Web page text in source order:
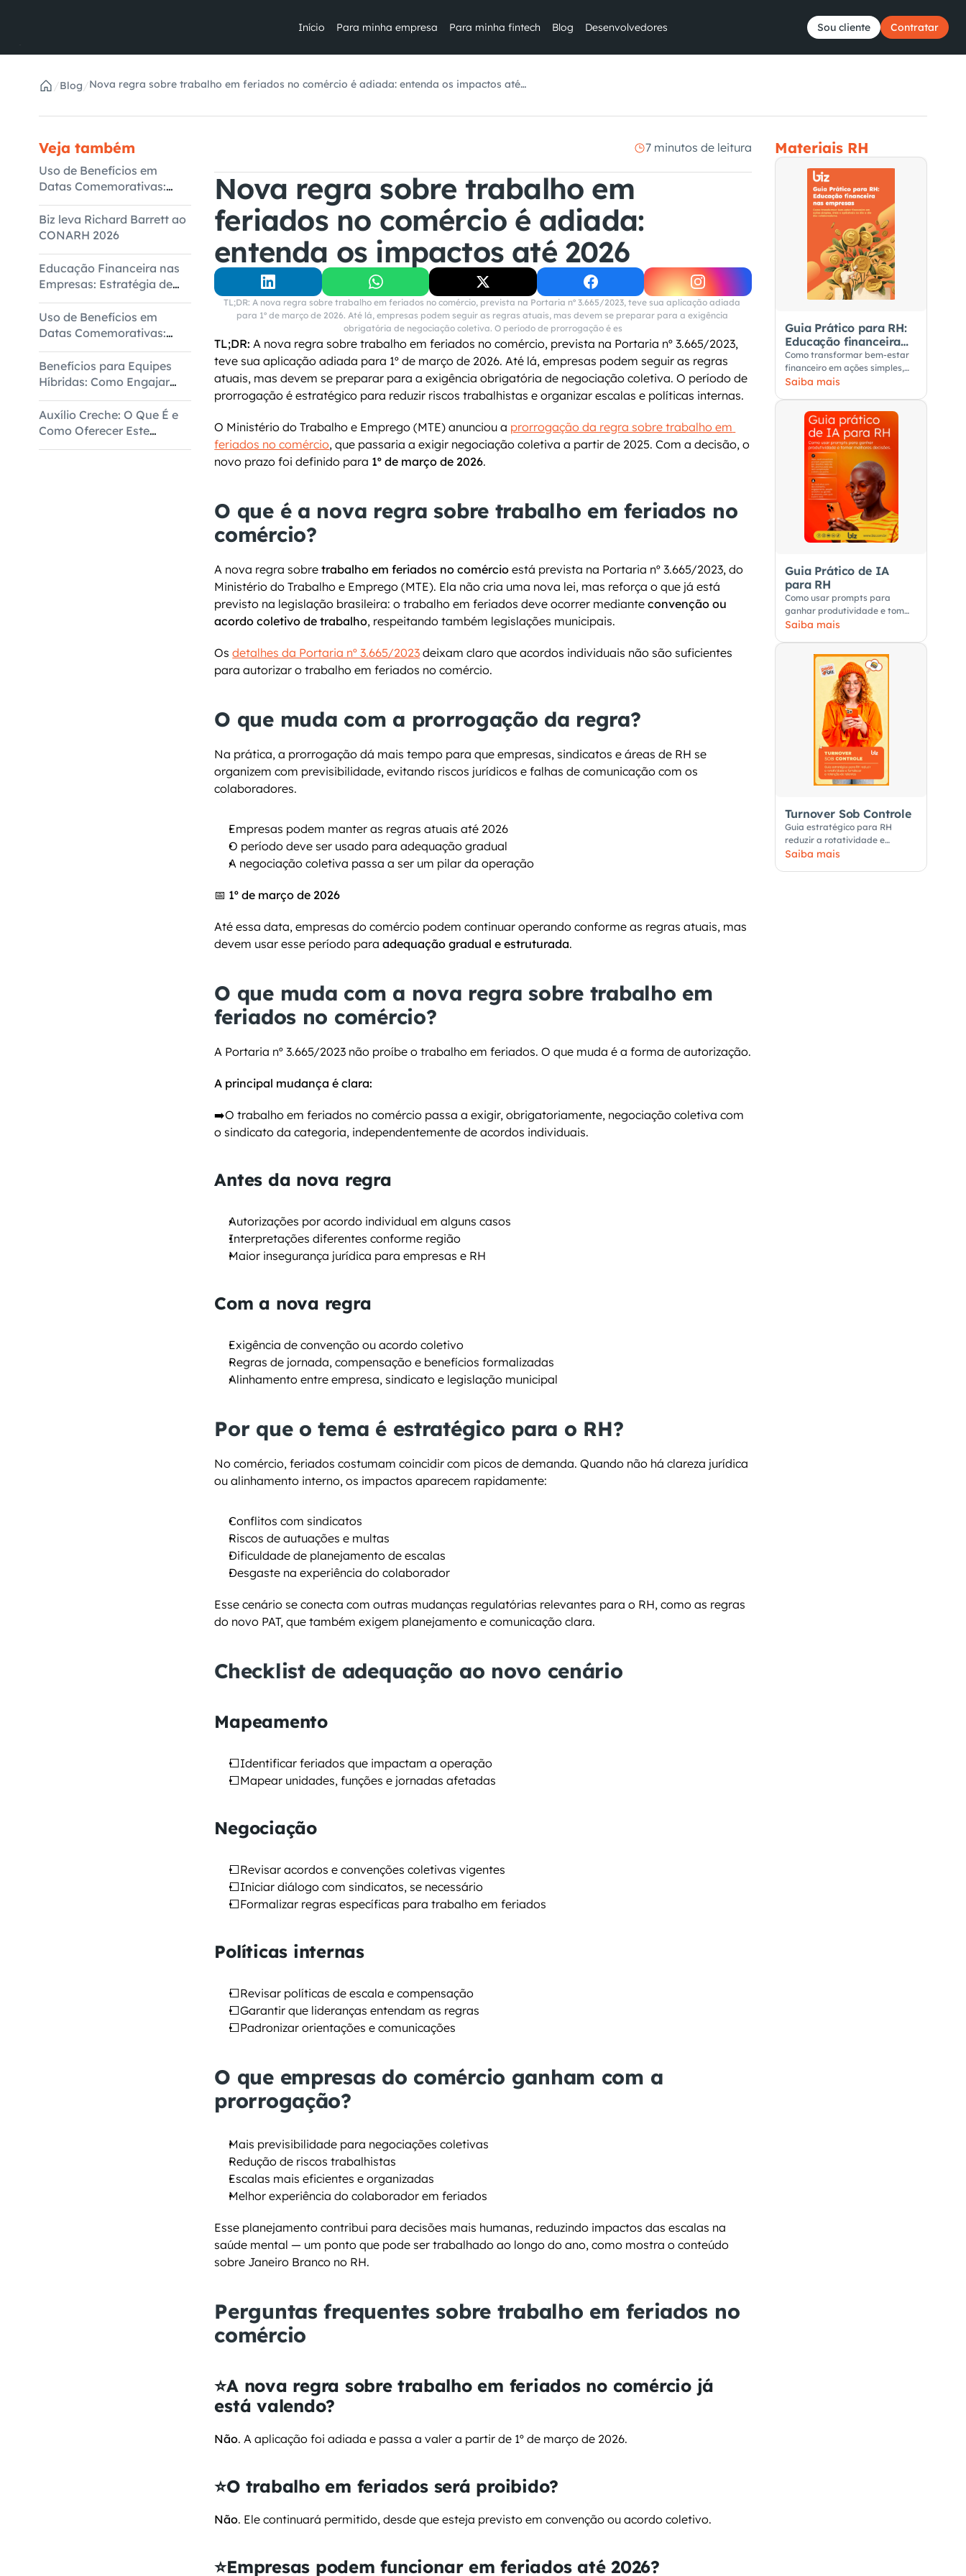
Início Para minha empresa Para minha fintech Blog Desenvolvedores Sou cliente Contratar
/Blog/Nova regra sobre trabalho em feriados no comércio é adiada: entenda os impactos até
Veja também
Uso de Benefícios em
Datas Comemorativas:
Dados do 1º Semestre
Biz leva Richard Barrett ao
CONARH 2026
Educação Financeira nas
Empresas: Estratégia de
Bem-Estar Corporativo
Uso de Benefícios em
Datas Comemorativas:
Dados do 1º Semestre
Benefícios para Equipes
Híbridas: Como Engajar
com Flexibilidade
Auxílio Creche: O Que É e
Como Oferecer Este
Benefício
7 minutos de leitura
Nova regra sobre trabalho em
feriados no comércio é adiada:
entenda os impactos até 2026
TL;DR: A nova regra sobre trabalho em feriados no comércio, prevista na Portaria nº 3.665/2023, teve sua aplicação adiada
para 1º de março de 2026. Até lá, empresas podem seguir as regras atuais, mas devem se preparar para a exigência
obrigatória de negociação coletiva. O período de prorrogação é es
TL;DR: A nova regra sobre trabalho em feriados no comércio, prevista na Portaria nº 3.665/2023,
teve sua aplicação adiada para 1º de março de 2026. Até lá, empresas podem seguir as regras
atuais, mas devem se preparar para a exigência obrigatória de negociação coletiva. O período de
prorrogação é estratégico para reduzir riscos trabalhistas e organizar escalas e políticas internas.
O Ministério do Trabalho e Emprego (MTE) anunciou a prorrogação da regra sobre trabalho em
feriados no comércio, que passaria a exigir negociação coletiva a partir de 2025. Com a decisão, o
novo prazo foi definido para 1º de março de 2026.
O que é a nova regra sobre trabalho em feriados no
comércio?
A nova regra sobre trabalho em feriados no comércio está prevista na Portaria nº 3.665/2023, do
Ministério do Trabalho e Emprego (MTE). Ela não cria uma nova lei, mas reforça o que já está
previsto na legislação brasileira: o trabalho em feriados deve ocorrer mediante convenção ou
acordo coletivo de trabalho, respeitando também legislações municipais.
Os detalhes da Portaria nº 3.665/2023 deixam claro que acordos individuais não são suficientes
para autorizar o trabalho em feriados no comércio.
O que muda com a prorrogação da regra?
Na prática, a prorrogação dá mais tempo para que empresas, sindicatos e áreas de RH se
organizem com previsibilidade, evitando riscos jurídicos e falhas de comunicação com os
colaboradores.
Empresas podem manter as regras atuais até 2026
O período deve ser usado para adequação gradual
A negociação coletiva passa a ser um pilar da operação
📅 1º de março de 2026
Até essa data, empresas do comércio podem continuar operando conforme as regras atuais, mas
devem usar esse período para adequação gradual e estruturada.
O que muda com a nova regra sobre trabalho em
feriados no comércio?
A Portaria nº 3.665/2023 não proíbe o trabalho em feriados. O que muda é a forma de autorização.
A principal mudança é clara:
➡️O trabalho em feriados no comércio passa a exigir, obrigatoriamente, negociação coletiva com
o sindicato da categoria, independentemente de acordos individuais.
Antes da nova regra
Autorizações por acordo individual em alguns casos
Interpretações diferentes conforme região
Maior insegurança jurídica para empresas e RH
Com a nova regra
Exigência de convenção ou acordo coletivo
Regras de jornada, compensação e benefícios formalizadas
Alinhamento entre empresa, sindicato e legislação municipal
Por que o tema é estratégico para o RH?
No comércio, feriados costumam coincidir com picos de demanda. Quando não há clareza jurídica
ou alinhamento interno, os impactos aparecem rapidamente:
Conflitos com sindicatos
Riscos de autuações e multas
Dificuldade de planejamento de escalas
Desgaste na experiência do colaborador
Esse cenário se conecta com outras mudanças regulatórias relevantes para o RH, como as regras
do novo PAT, que também exigem planejamento e comunicação clara.
Checklist de adequação ao novo cenário
Mapeamento
⬜Identificar feriados que impactam a operação
⬜Mapear unidades, funções e jornadas afetadas
Negociação
⬜Revisar acordos e convenções coletivas vigentes
⬜Iniciar diálogo com sindicatos, se necessário
⬜Formalizar regras específicas para trabalho em feriados
Políticas internas
⬜Revisar políticas de escala e compensação
⬜Garantir que lideranças entendam as regras
⬜Padronizar orientações e comunicações
O que empresas do comércio ganham com a
prorrogação?
Mais previsibilidade para negociações coletivas
Redução de riscos trabalhistas
Escalas mais eficientes e organizadas
Melhor experiência do colaborador em feriados
Esse planejamento contribui para decisões mais humanas, reduzindo impactos das escalas na
saúde mental — um ponto que pode ser trabalhado ao longo do ano, como mostra o conteúdo
sobre Janeiro Branco no RH.
Perguntas frequentes sobre trabalho em feriados no
comércio
⭐A nova regra sobre trabalho em feriados no comércio já
está valendo?
Não. A aplicação foi adiada e passa a valer a partir de 1º de março de 2026.
⭐O trabalho em feriados será proibido?
Não. Ele continuará permitido, desde que esteja previsto em convenção ou acordo coletivo.
⭐Empresas podem funcionar em feriados até 2026?
Materiais RH
Guia Prático para RH:
Educação financeira
nas empresas
Como transformar bem-estar
financeiro em ações simples,
úteis e aplicáveis no dia a dia
Saiba mais
Guia Prático de IA
para RH
Como usar prompts para
ganhar produtividade e tomar
melhores decisões
Saiba mais
Turnover Sob Controle
Guia estratégico para RH
reduzir a rotatividade e
fortalecer a retenção de
Saiba mais